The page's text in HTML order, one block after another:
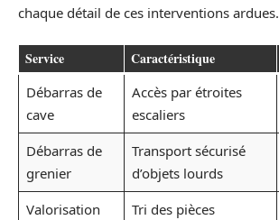
chaque détail de ces interventions ardues.
Service Caractéristique
Débarras de
cave
Accès par étroites
escaliers
Débarras de
grenier
Transport sécurisé
d’objets lourds
Valorisation
Tri des pièces